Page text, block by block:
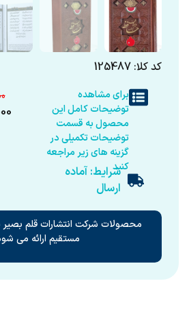
کد کلا: 125487
برای مشاهده
توضیحات کامل این
محصول به قسمت
توضیحات تکمیلی در
گزینه های زیر مراجعه
کنیدشرایط: آماده
ارسال
محصولات شرکت انتشارات قلم بصیر
مستقیم ارائه می